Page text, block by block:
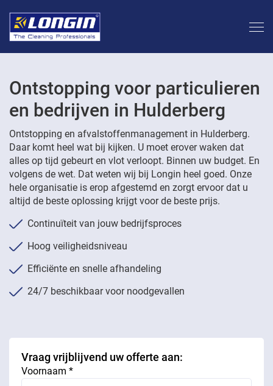
Ontstopping voor particulieren
en bedrijven in Hulderberg
Ontstopping en afvalstoffenmanagement in Hulderberg.
Daar komt heel wat bij kijken. U moet erover waken dat
alles op tijd gebeurt en vlot verloopt. Binnen uw budget. En
volgens de wet. Dat weten wij bij Longin heel goed. Onze
hele organisatie is erop afgestemd en zorgt ervoor dat u
altijd de beste oplossing krijgt voor de beste prijs.
Continuïteit van jouw bedrijfsproces
Hoog veiligheidsniveau
Efficiënte en snelle afhandeling
24/7 beschikbaar voor noodgevallen
Vraag vrijblijvend uw offerte aan:
Voornaam *